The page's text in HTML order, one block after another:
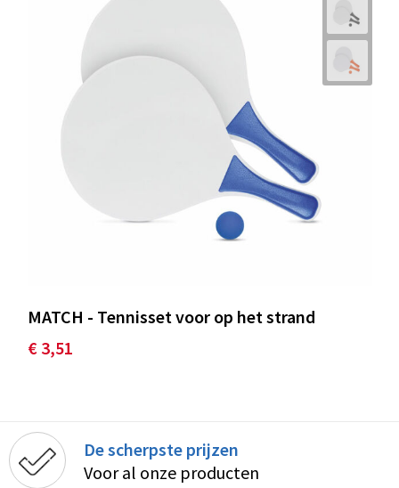
MATCH - Tennisset voor op het strand
€ 3,51
De scherpste prijzen
Voor al onze producten